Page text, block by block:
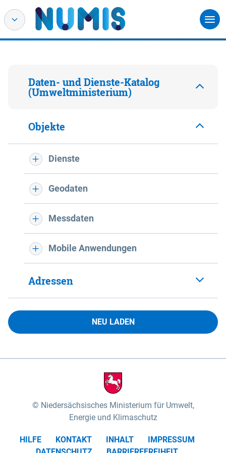
Daten- und Dienste-Katalog
(Umweltministerium)
Objekte
Dienste
Geodaten
Messdaten
Mobile Anwendungen
Adressen
NEU LADEN
Niedersächsisches Ministerium für Umwelt,
Energie und Klimaschutz
HILFE KONTAKT INHALT
IMPRESSUM